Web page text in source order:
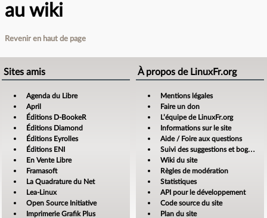
au wiki
Revenir en haut de page
Sites amis
Agenda du Libre
April
Éditions D-BookeR
Éditions Diamond
Éditions Eyrolles
Éditions ENI
En Vente Libre
Framasoft
La Quadrature du Net
Lea-Linux
Open Source Initiative
Imprimerie Grafik Plus
À propos de LinuxFr.org
Mentions légales
Faire un don
L’équipe de LinuxFr.org
Informations sur le site
Aide / Foire aux questions
Suivi des suggestions et bogues
Wiki du site
Règles de modération
Statistiques
API pour le développement
Code source du site
Plan du site